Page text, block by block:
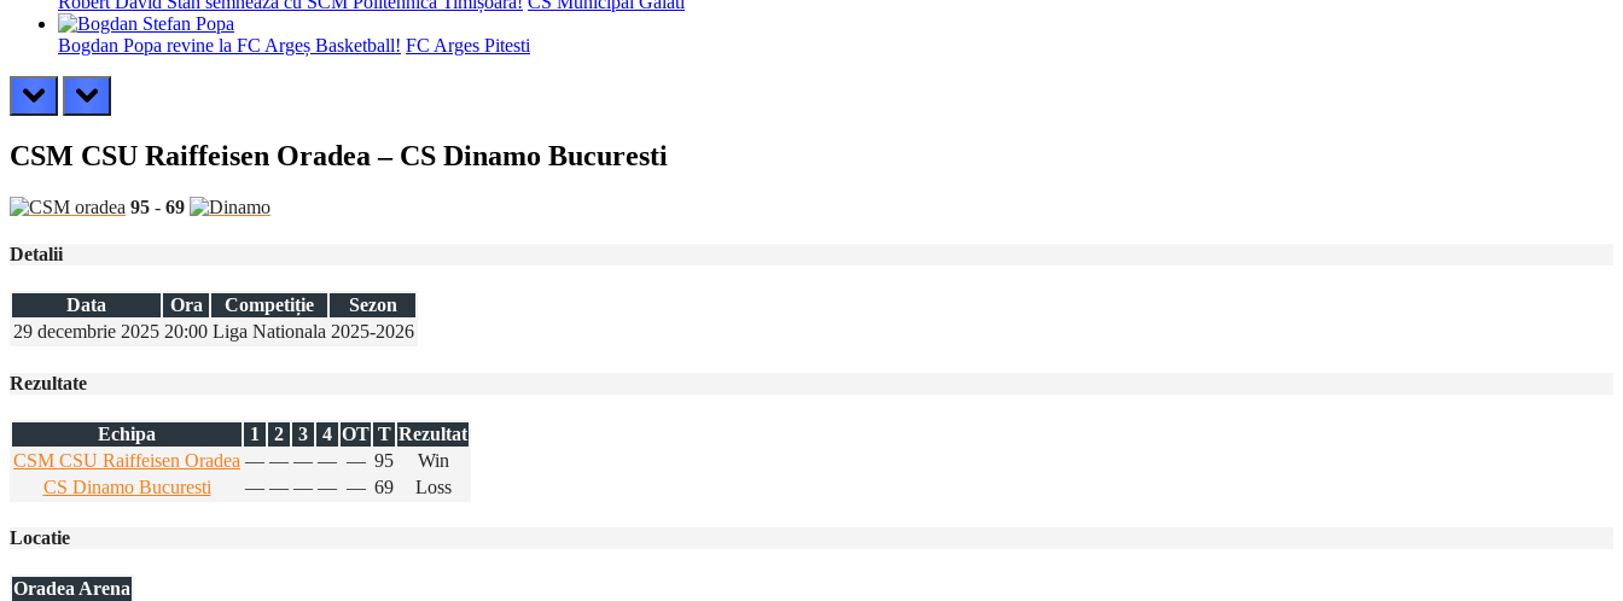
Bogdan Popa revine la FC Argeș Basketball! FC Arges Pitesti
prev next
CSM CSU Raiffeisen Oradea – CS Dinamo Bucuresti
95 - 69
Detalii
Data Ora Competiție
Sezon
29 decembrie 2025 20:00 Liga Nationala 2025-2026
Rezultate
Echipa 1 2 3 4 OT T Rezultat
CSM CSU Raiffeisen Oradea — — — — — 95
Win
CS Dinamo Bucuresti
— — — — — 69 Loss
Locatie
Oradea Arena